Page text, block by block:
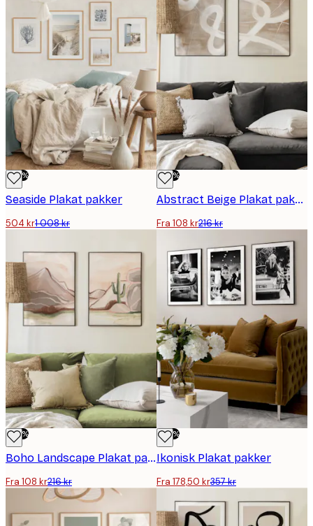
-50%
Seaside Plakat pakker
504 kr1 008 kr
-50%
Abstract Beige Plakat pakker
Fra 108 kr216 kr
-50%
Boho Landscape Plakat pakker
Fra 108 kr216 kr
-50%
Ikonisk Plakat pakker
Fra 178,50 kr357 kr